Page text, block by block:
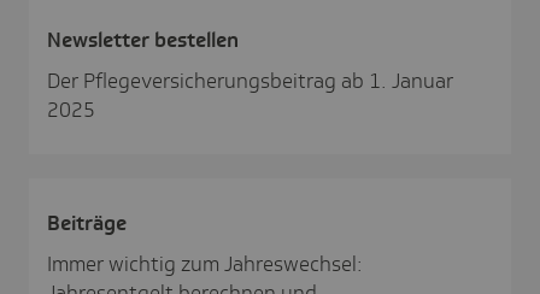
News­letter bestellen
Der Pflegeversicherungsbeitrag ab 1. Januar
2025
Beiträge
Immer wichtig zum Jahreswechsel: